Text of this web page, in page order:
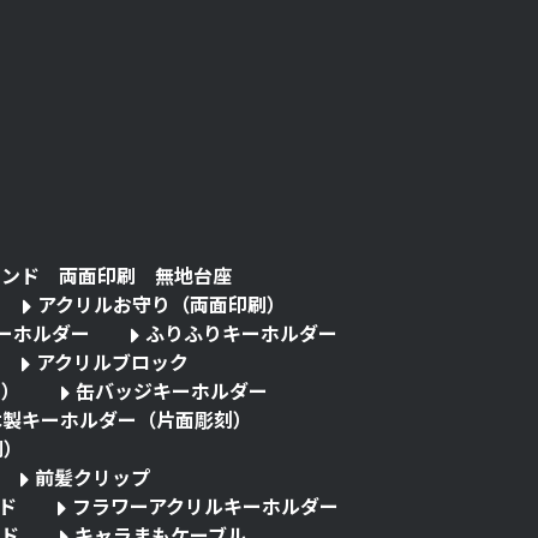
ンド 両面印刷 無地台座
アクリルお守り（両面印刷）
ホルダー
ふりふりキーホルダー
アクリルブロック
缶バッジキーホルダー
キーホルダー（片面彫刻）
前髪クリップ
フラワーアクリルキーホルダー